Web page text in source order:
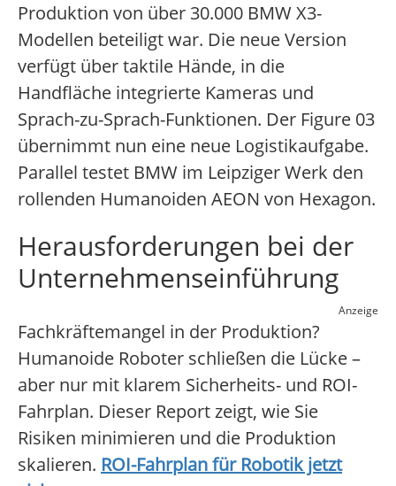
Produktion von über 30.000 BMW X3-
Modellen beteiligt war. Die neue Version
verfügt über taktile Hände, in die
Handfläche integrierte Kameras und
Sprach-zu-Sprach-Funktionen. Der Figure 03
übernimmt nun eine neue Logistikaufgabe.
Parallel testet BMW im Leipziger Werk den
rollenden Humanoiden AEON von Hexagon.
Herausforderungen bei der
Unternehmenseinführung
Anzeige
Fachkräftemangel in der Produktion?
Humanoide Roboter schließen die Lücke –
aber nur mit klarem Sicherheits- und ROI-
Fahrplan. Dieser Report zeigt, wie Sie
Risiken minimieren und die Produktion
skalieren. ROI-Fahrplan für Robotik jetzt